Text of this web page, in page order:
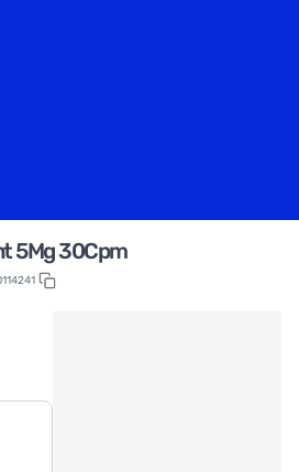
5Mg 30Cpm